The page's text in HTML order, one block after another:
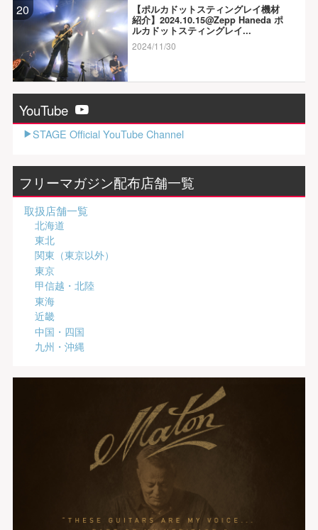
20
【ポルカドットスティングレイ機材
紹介】2024.10.15@Zepp Haneda ポ
ルカドットスティングレイ...
2024/11/30
YouTube
STAGE Official YouTube Channel
フリーマガジン配布店舗一覧
取扱店舗一覧
北海道
東北
関東（東京以外）
東京
甲信越・北陸
東海
近畿
中国・四国
九州・沖縄